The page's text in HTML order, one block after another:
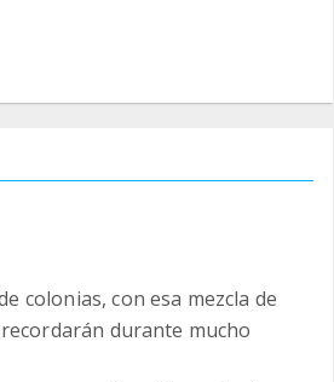
colonias, con esa mezcla de
durante mucho